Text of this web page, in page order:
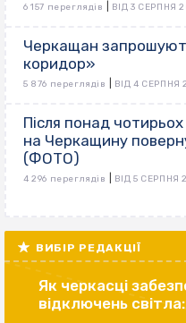
6 157 переглядів ВІД 3 СЕРПНЯ
Черкащан
коридор»
5 876 переглядів ВІД 4 СЕРПНЯ
Після понад чотирьох
на Черкащину
(ФОТО)
4 296 переглядів ВІД 5 СЕРПНЯ
ВИБІР РЕДАКЦІЇ
Як черкасці
відключень